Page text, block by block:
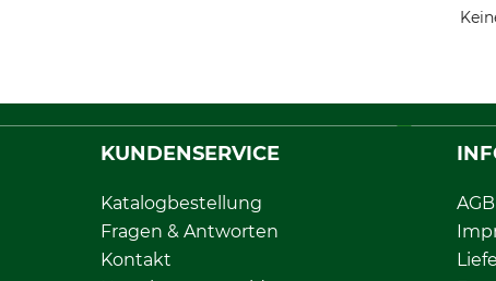
KUNDENSERVICE
Katalogbestellung
Fragen & Antworten
Kontakt
AGB